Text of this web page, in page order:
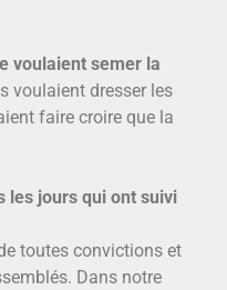
voulaient semer la
voulaient dresser les
faire croire que la
les jours qui ont suivi
toutes convictions et
Dans notre